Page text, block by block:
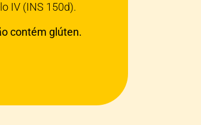
IV (INS 150d).
contém glúten.